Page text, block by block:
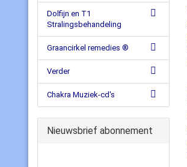
Dolfijn en T1
Stralingsbehandeling
Graancirkel remedies ®
Verder
Chakra Muziek-cd's
Nieuwsbrief abonnement